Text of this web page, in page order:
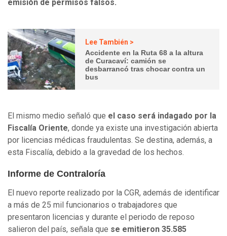
emisión de permisos falsos.
Lee También >
Accidente en la Ruta 68 a la altura
de Curacaví: camión se
desbarrancó tras chocar contra un
bus
El mismo medio señaló que el caso será indagado por la
Fiscalía Oriente, donde ya existe una investigación abierta
por licencias médicas fraudulentas. Se destina, además, a
esta Fiscalía, debido a la gravedad de los hechos.
Informe de Contraloría
El nuevo reporte realizado por la CGR, además de identificar
a más de 25 mil funcionarios o trabajadores que
presentaron licencias y durante el periodo de reposo
salieron del país, señala que se emitieron 35.585